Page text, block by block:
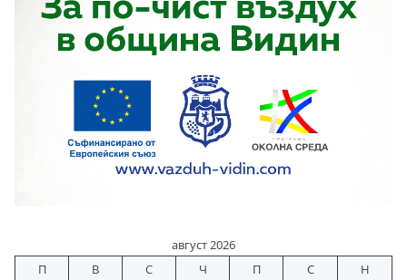
август 2026
П
В С Ч П С
Н